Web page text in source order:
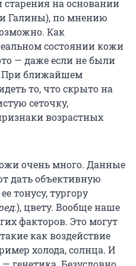
на основании
Галины), по мнению
Как
состоянии кожи
— даже если не были
При ближайшем
то, что скрыто на
сеточку,
возрастных
очень много. Данные
дать объективную
тонусу, тургору
), цвету. Вообще наше
факторов. Это могут
как воздействие
холода, солнца. И